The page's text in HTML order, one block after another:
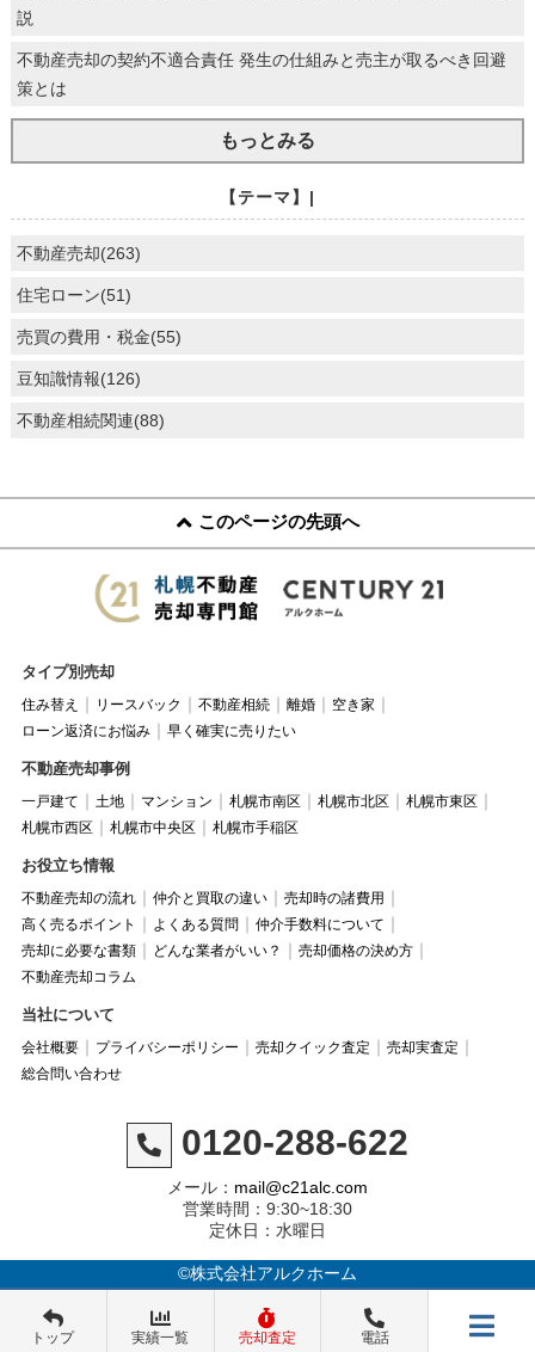
説
不動産売却の契約不適合責任 発生の仕組みと売主が取るべき回避
策とは
もっとみる
【テーマ】|
不動産売却(263)
住宅ローン(51)
売買の費用・税金(55)
豆知識情報(126)
不動産相続関連(88)
このページの先頭へ
タイプ別売却
住み替え リースバック 不動産相続 離婚
空き家
ローン返済にお悩み
早く確実に売りたい
不動産売却事例
一戸建て 土地 マンション 札幌市南区 札幌市北区
札幌市東区
札幌市西区
札幌市中央区 札幌市手稲区
お役立ち情報
不動産売却の流れ 仲介と買取の違い
売却時の諸費用
高く売るポイント
よくある質問
仲介手数料について
売却に必要な書類
どんな業者がいい？
売却価格の決め方
不動産売却コラム
当社について
会社概要 プライバシーポリシー 売却クイック査定
売却実査定
総合問い合わせ
0120-288-622
メール： mail@c21alc.com
営業時間：9:30~18:30
定休日：水曜日
©株式会社アルクホーム
トップ 実績一覧 売却査定 電話